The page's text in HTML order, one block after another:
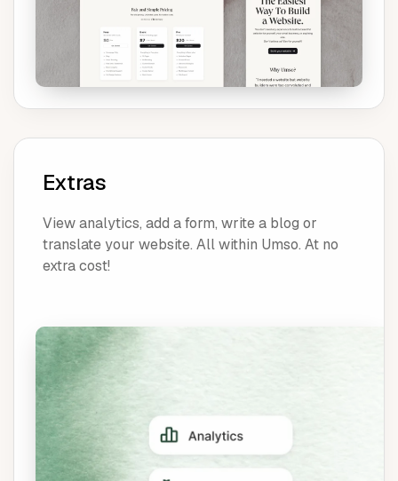
Extras
View analytics, add a form, write a blog or
translate your website. All within Umso. At no
extra cost!